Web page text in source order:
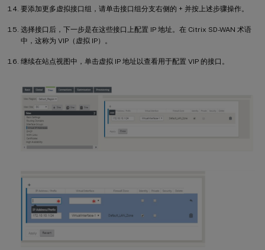
要添加更多虚拟接口组，请单击接口组分支右侧的 + 并按上述步骤操作。
选择接口后，下一步是在这些接口上配置 IP 地址。在 Citrix SD-WAN 术语
中，这称为 VIP（虚拟 IP）。
继续在站点视图中，单击虚拟 IP 地址以查看用于配置 VIP 的接口。